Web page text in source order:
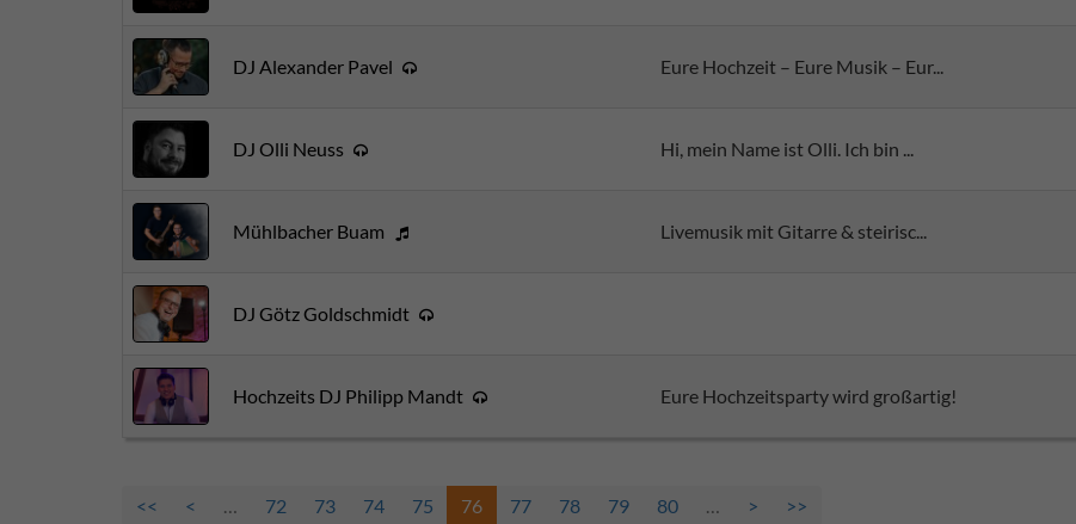
DJ Alexander Pavel Eure Hochzeit – Eure Musik – Eur...
DJ Olli Neuss Hi, mein Name ist Olli. Ich bin ...
Mühlbacher Buam Livemusik mit Gitarre & steirisc...
DJ Götz Goldschmidt
Hochzeits DJ Philipp Mandt Eure Hochzeitsparty wird großartig!
<< < … 72 73 74 75 76 77 78 79 80 … > >>